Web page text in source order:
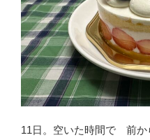
11日。空いた時間で 前